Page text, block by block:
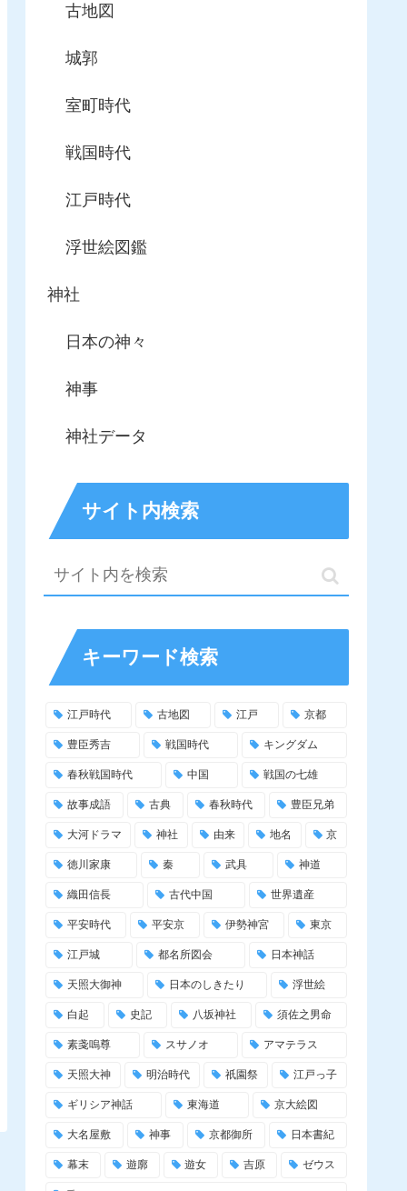
古地図
城郭
室町時代
戦国時代
江戸時代
浮世絵図鑑
神社
日本の神々
神事
神社データ
サイト内検索
キーワード検索
江戸時代 古地図 江戸 京都
豊臣秀吉 戦国時代 キングダム
春秋戦国時代 中国 戦国の七雄
故事成語 古典 春秋時代 豊臣兄弟
大河ドラマ 神社 由来 地名 京
徳川家康 秦 武具 神道
織田信長 古代中国 世界遺産
平安時代 平安京 伊勢神宮 東京
江戸城 都名所図会 日本神話
天照大御神 日本のしきたり 浮世絵
白起 史記 八坂神社 須佐之男命
素戔嗚尊 スサノオ アマテラス
天照大神 明治時代 祇園祭 江戸っ子
ギリシア神話 東海道 京大絵図
大名屋敷 神事 京都御所 日本書紀
幕末 遊廓 遊女 吉原 ゼウス